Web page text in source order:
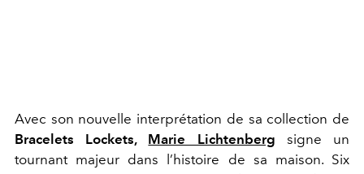
Avec son nouvelle interprétation de sa collection de
Bracelets Lockets, Marie Lichtenberg signe un
tournant majeur dans l’histoire de sa maison. Six